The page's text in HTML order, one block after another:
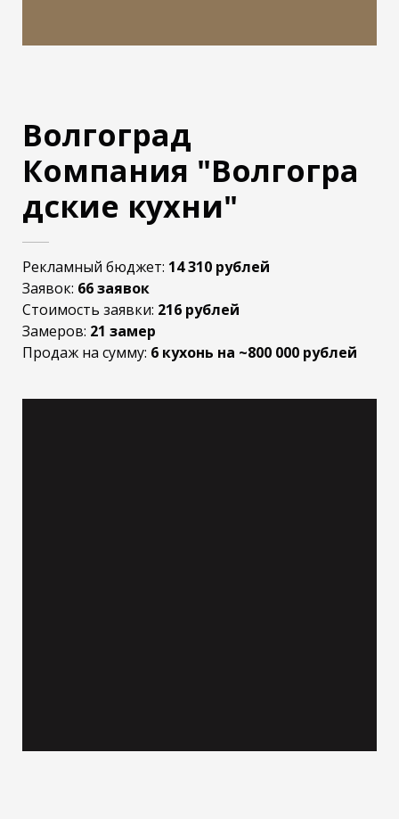
Волгоград
Компания "Волгогра
дские кухни"
Рекламный бюджет: 14 310 рублей
Заявок: 66 заявок
Стоимость заявки: 216 рублей
Замеров: 21 замер
Продаж на сумму: 6 кухонь на ~800 000 рублей